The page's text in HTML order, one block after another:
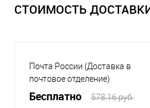
СТОИМОСТЬ
Почта России (Доставка в
почтовое отделение)
Бесплатно 578.16 руб.